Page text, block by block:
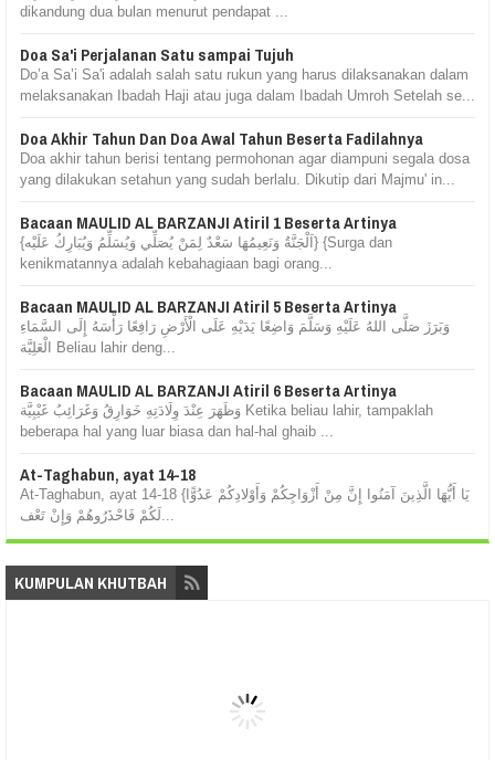
dikandung dua bulan menurut pendapat ...
Doa Sa'i Perjalanan Satu sampai Tujuh
Do’a Sa’i Sa'i adalah salah satu rukun yang harus dilaksanakan dalam
melaksanakan Ibadah Haji atau juga dalam Ibadah Umroh Setelah se...
Doa Akhir Tahun Dan Doa Awal Tahun Beserta Fadilahnya
Doa akhir tahun berisi tentang permohonan agar diampuni segala dosa
yang dilakukan setahun yang sudah berlalu. Dikutip dari Majmu' in...
Bacaan MAULID AL BARZANJI Atiril 1 Beserta Artinya
{اَلْجَنَّةُ وَنَعِيمُهَا سَعْدٌ لِمَنْ يُصَلِّي وَيُسَلِّمُ وَيُبَارِكُ عَلَيْه} {Surga dan
kenikmatannya adalah kebahagiaan bagi orang...
Bacaan MAULID AL BARZANJI Atiril 5 Beserta Artinya
وَبَرَزَ صَلَّى اللهُ عَلَيْهِ وَسَلَّمَ وَاضِعًا يَدَيْهِ عَلَى الْأَرْضِ رَافِعًا رَأْسَهُ إِلَى السَّمَاءِ
الْعَلِيَّة Beliau lahir deng...
Bacaan MAULID AL BARZANJI Atiril 6 Beserta Artinya
وَظَهَرَ عِنْدَ وِلَادَتِهِ خَوَارِقُ وَغَرَائِبُ غَيْبِيَّة Ketika beliau lahir, tampaklah
beberapa hal yang luar biasa dan hal-hal ghaib ...
At-Taghabun, ayat 14-18
At-Taghabun, ayat 14-18 {يَا أَيُّهَا الَّذِينَ آمَنُوا إِنَّ مِنْ أَزْوَاجِكُمْ وَأَوْلادِكُمْ عَدُوًّا
KUMPULAN KHUTBAH